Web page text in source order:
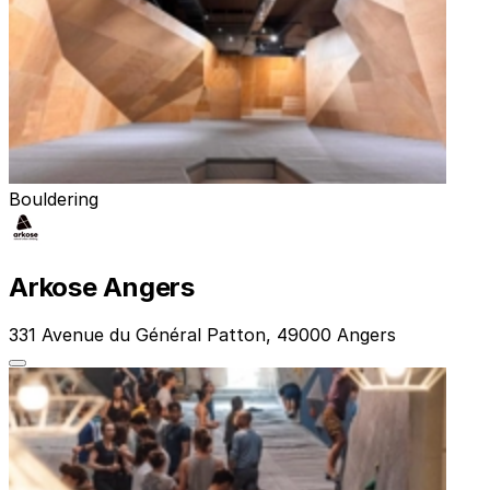
Bouldering
Arkose Angers
331 Avenue du Général Patton, 49000 Angers